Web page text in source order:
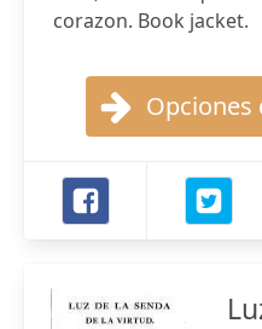
corazon. Book jacket.
Opciones